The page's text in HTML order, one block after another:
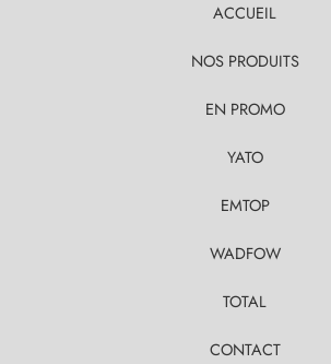
ACCUEIL
NOS PRODUITS
EN PROMO
YATO
EMTOP
WADFOW
TOTAL
CONTACT